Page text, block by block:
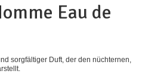
Eau de
sorgfältiger Duft, der den nüchternen,